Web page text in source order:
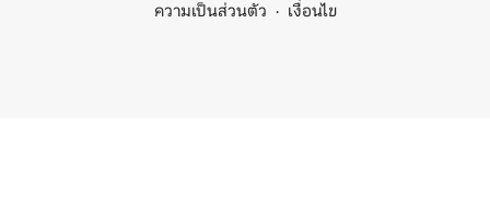
ความเป็นส่วนตัว
เงื่อนไข